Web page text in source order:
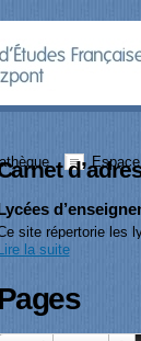
site répertorie les
Lire la suite